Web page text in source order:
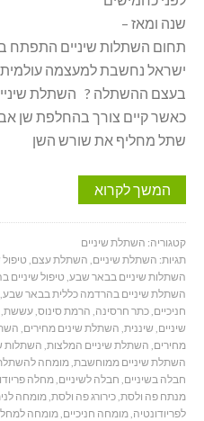
שנה ומאז –
תחום השתלות שיניים התפתח
ישראל נחשבת למעצמה
בעצם ההשתלה ? השתלת
כאשר קיים צורך בהחלפת שן
שתל מחליף את שורש השן
המשך לקרוא
קטגוריה: השתלת שיניים
תגיות: השתלת שיניים, השתלת עצם,
השתלות שיניים בבאר שבע, טיפול
השתלת שיניים בהרדמה כללית בבאר שבע,
חניכיים,כתר חרסינה, הרמת סינוס,עששת,
שיניים, שיננית, השתלת שינים מחירים,
מחירים, השתלת שיניים המלצות, השתלות
השתלת שיניים ממוחשבת,מומחה להשתלת
חבלה בשיניים, חבלה לשיניים,מחלה
מנתח פה ולסת,כירורג פה ולסת,מומחה
לפריודונטיה,מומחה חניכיים,מומחה